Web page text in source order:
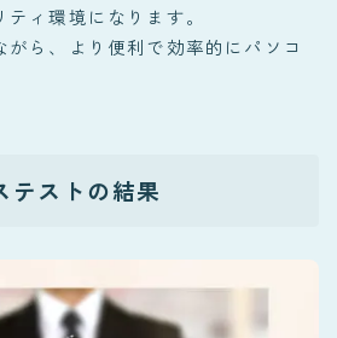
ィ環境になります。
がら、より便利で効率的にパソコ
テストの結果